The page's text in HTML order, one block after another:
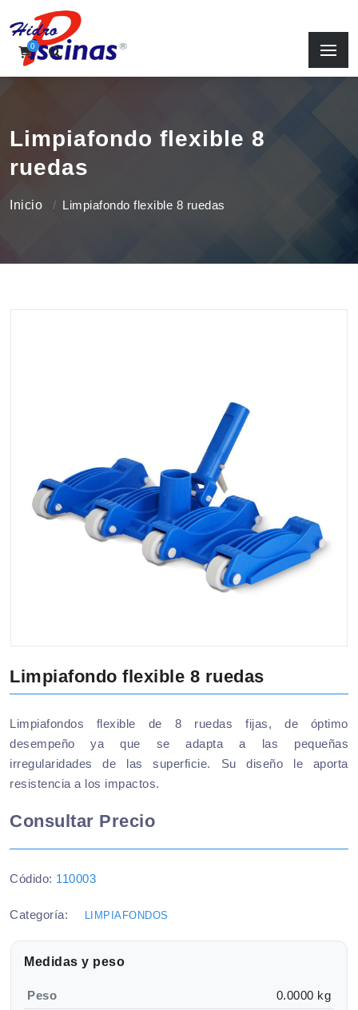
0
Limpiafondo flexible 8
ruedas
Inicio Limpiafondo flexible 8 ruedas
Limpiafondo flexible 8 ruedas
Limpiafondos flexible de 8 ruedas fijas, de óptimo
desempeño ya que se adapta a las pequeñas
irregularidades de las superficie. Su diseño le aporta
resistencia a los impactos.
Consultar Precio
Códido: 110003
Categoría: LIMPIAFONDOS
Medidas y peso
Peso 0.0000 kg